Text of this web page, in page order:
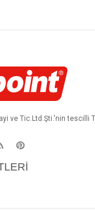
ve Tic.Ltd.Şti.'nin tescilli